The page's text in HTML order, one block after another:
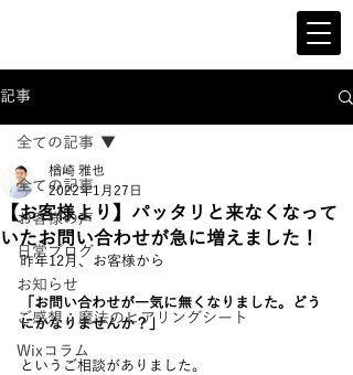
記事
全ての記事
お客様の声
日常ブログ
お知らせ
ご感想：魔法のヒアリングシート
Wixコラム
全ての記事
【お客様より】パッタリと来なくなって
いたお問い合わせが急に増えました！
楢崎 雅也
2022年1月27日
昨年12月、お客様から
「お問い合わせが一気に無くなりました。どう
にかなりませんか？」
というご相談がありました。